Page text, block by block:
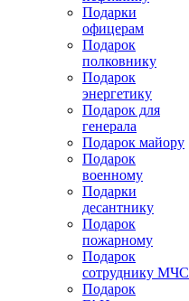
Подарки
офицерам
Подарок
полковнику
Подарок
энергетику
Подарок для
генерала
Подарок майору
Подарок
военному
Подарки
десантнику
Подарок
пожарному
Подарок
сотруднику МЧС
Подарок